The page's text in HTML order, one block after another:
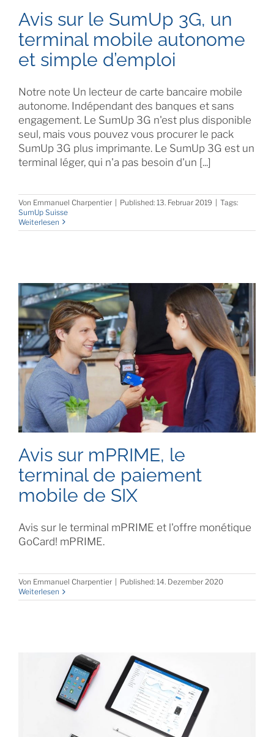
Avis sur le SumUp 3G, un
terminal mobile autonome
et simple d’emploi
Notre note Un lecteur de carte bancaire mobile
autonome. Indépendant des banques et sans
engagement. Le SumUp 3G n'est plus disponible
seul, mais vous pouvez vous procurer le pack
SumUp 3G plus imprimante. Le SumUp 3G est un
terminal léger, qui n'a pas besoin d'un [...]
Von Emmanuel Charpentier Published: 13. Februar 2019
Tags:
SumUp Suisse
Weiterlesen
Avis sur mPRIME, le
terminal de paiement
mobile de SIX
Avis sur le terminal mPRIME et l'offre monétique
GoCard! mPRIME.
Von Emmanuel Charpentier
Published: 14. Dezember 2020
Weiterlesen